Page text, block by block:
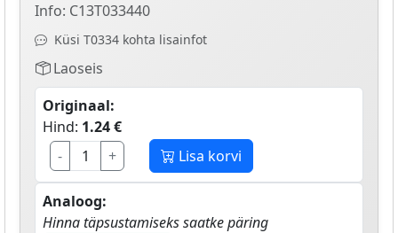
Info: C13T033440
Küsi T0334 kohta lisainfot
Laoseis
Originaal:
Hind: 1.24 €
-
+ Lisa korvi
Analoog:
Hinna täpsustamiseks saatke päring